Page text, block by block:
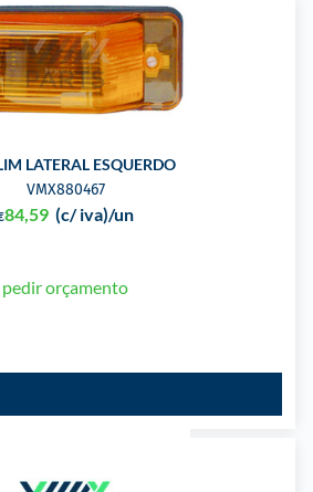
LATERAL ESQUERDO
VMX880467
84,59 (c/ iva)/un
pedir orçamento